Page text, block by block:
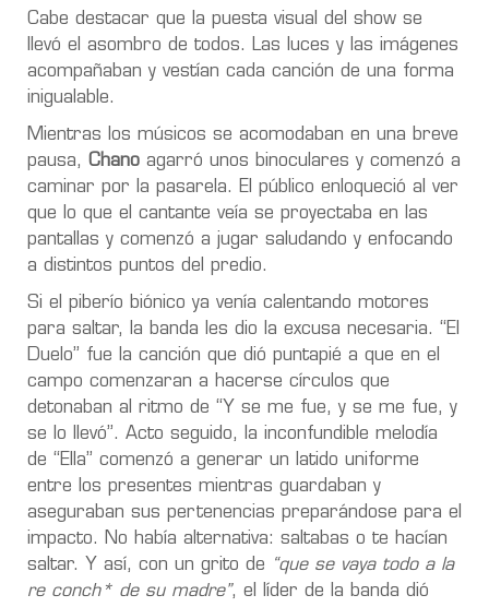
Cabe destacar que la puesta visual del show se
llevó el asombro de todos. Las luces y las imágenes
acompañaban y vestían cada canción de una forma
inigualable.
Mientras los músicos se acomodaban en una breve
pausa, Chano agarró unos binoculares y comenzó a
caminar por la pasarela. El público enloqueció al ver
que lo que el cantante veía se proyectaba en las
pantallas y comenzó a jugar saludando y enfocando
a distintos puntos del predio.
Si el piberío biónico ya venía calentando motores
para saltar, la banda les dio la excusa necesaria. “El
Duelo” fue la canción que dió puntapié a que en el
campo comenzaran a hacerse círculos que
detonaban al ritmo de “Y se me fue, y se me fue, y
se lo llevó”. Acto seguido, la inconfundible melodía
de “Ella” comenzó a generar un latido uniforme
entre los presentes mientras guardaban y
aseguraban sus pertenencias preparándose para el
impacto. No había alternativa: saltabas o te hacían
saltar. Y así, con un grito de
“que se vaya todo a la
re conch* de su madre”, el líder de la banda dió